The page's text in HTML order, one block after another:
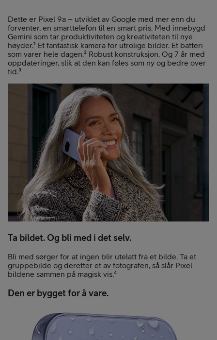
Dette er Pixel 9a – utviklet av Google med mer enn du
forventer, en smarttelefon til en smart pris. Med innebygd
Gemini som tar produktiviteten og kreativiteten til nye
høyder.¹ Et fantastisk kamera for utrolige bilder. Et batteri
som varer hele dagen.² Robust konstruksjon. Og 7 år med
oppdateringer, slik at den kan føles som ny og bedre over
tid.³
Ta bildet. Og bli med i det selv.
Bli med sørger for at ingen blir utelatt fra et bilde. Ta et
gruppebilde og deretter et av fotografen, så slår Pixel
bildene sammen på magisk vis.⁴
Den er bygget for å vare.